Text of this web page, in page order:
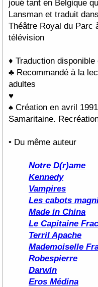
joué tant en Belgique
Lansman et traduit
Théâtre Royal du Parc
télévision
♦ Traduction
♣ Recommandé à la
adultes
♥
♠ Création en avril
Samaritaine.
• Du même auteur
Notre D(r)ame
Kennedy
Vampires
Les cabots
Made in China
Le Capitaine
Terril Apache
Mademoiselle
Robespierre
Darwin
Eros Médina